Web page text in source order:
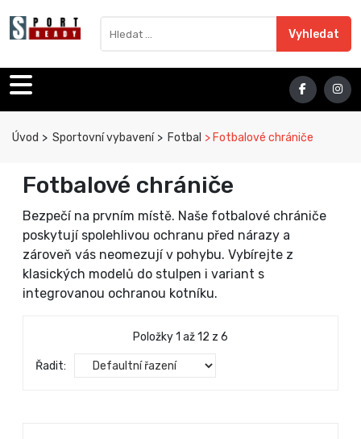
Sport Ready
Vyhledat
Úvod Sportovní vybavení Fotbal Fotbalové chrániče
Fotbalové chrániče
Bezpečí na prvním místě. Naše fotbalové chrániče
poskytují spolehlivou ochranu před nárazy a
zároveň vás neomezují v pohybu. Vybírejte z
klasických modelů do stulpen i variant s
integrovanou ochranou kotníku.
Položky 1 až 12 z 6
Řadit: